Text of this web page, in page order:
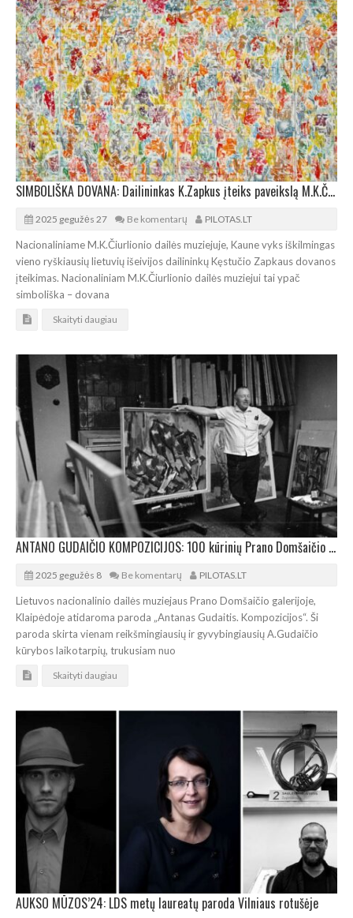
SIMBOLIŠKA DOVANA: Dailininkas K.Zapkus įteiks paveikslą M.K.Čiurlionio dailės muziejui
2025 gegužės 27 Be komentarų PILOTAS.LT
Nacionaliniame M.K.Čiurlionio dailės muziejuje, Kaune vyks iškilmingas
vieno ryškiausių lietuvių išeivijos dailininkų Kęstučio Zapkaus dovanos
įteikimas. Nacionaliniam M.K.Čiurlionio dailės muziejui tai ypač
simboliška – dovana
Skaityti daugiau
ANTANO GUDAIČIO KOMPOZICIJOS: 100 kūrinių Prano Domšaičio galerijoje
2025 gegužės 8 Be komentarų PILOTAS.LT
Lietuvos nacionalinio dailės muziejaus Prano Domšaičio galerijoje,
Klaipėdoje atidaroma paroda „Antanas Gudaitis. Kompozicijos“. Ši
paroda skirta vienam reikšmingiausių ir gyvybingiausių A.Gudaičio
kūrybos laikotarpių, trukusiam nuo
Skaityti daugiau
AUKSO MŪZOS’24: LDS metų laureatų paroda Vilniaus rotušėje